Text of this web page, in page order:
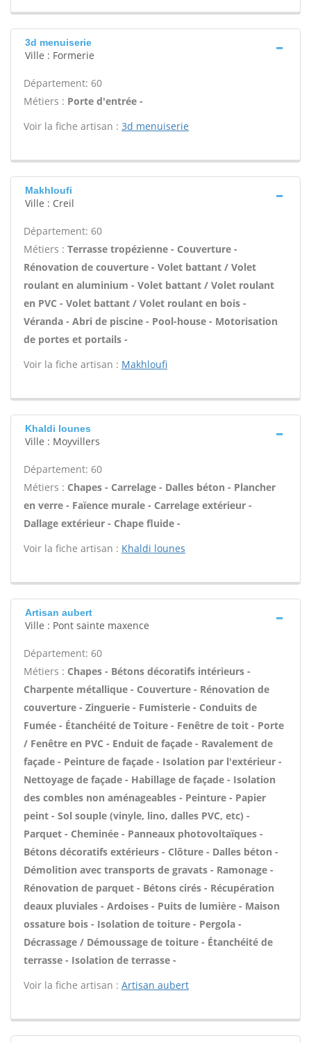
3d menuiserie
Ville : Formerie
Département: 60
Métiers : Porte d'entrée -
Voir la fiche artisan : 3d menuiserie
Makhloufi
Ville : Creil
Département: 60
Métiers : Terrasse tropézienne - Couverture -
Rénovation de couverture - Volet battant / Volet
roulant en aluminium - Volet battant / Volet roulant
en PVC - Volet battant / Volet roulant en bois -
Véranda - Abri de piscine - Pool-house - Motorisation
de portes et portails -
Voir la fiche artisan : Makhloufi
Khaldi lounes
Ville : Moyvillers
Département: 60
Métiers : Chapes - Carrelage - Dalles béton - Plancher
en verre - Faïence murale - Carrelage extérieur -
Dallage extérieur - Chape fluide -
Voir la fiche artisan : Khaldi lounes
Artisan aubert
Ville : Pont sainte maxence
Département: 60
Métiers : Chapes - Bétons décoratifs intérieurs -
Charpente métallique - Couverture - Rénovation de
couverture - Zinguerie - Fumisterie - Conduits de
Fumée - Étanchéité de Toiture - Fenêtre de toit - Porte
/ Fenêtre en PVC - Enduit de façade - Ravalement de
façade - Peinture de façade - Isolation par l'extérieur -
Nettoyage de façade - Habillage de façade - Isolation
des combles non aménageables - Peinture - Papier
peint - Sol souple (vinyle, lino, dalles PVC, etc) -
Parquet - Cheminée - Panneaux photovoltaïques -
Bétons décoratifs extérieurs - Clôture - Dalles béton -
Démolition avec transports de gravats - Ramonage -
Rénovation de parquet - Bétons cirés - Récupération
deaux pluviales - Ardoises - Puits de lumière - Maison
ossature bois - Isolation de toiture - Pergola -
Décrassage / Démoussage de toiture - Étanchéité de
terrasse - Isolation de terrasse -
Voir la fiche artisan : Artisan aubert